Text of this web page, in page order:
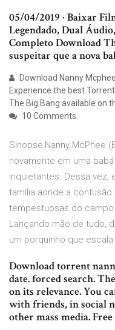
05/04/2019 · Baixar
Legendado, Dual
Completo Download
suspeitar que a nova
Download Nanny
Experience the best
The Big Bang available on
10 Comments
Sinopse:Nanny McPhee
novamente em uma
inquietantes. Dessa vez,
família aonde a
tempestuosas do
Lançando mão de tudo,
um porquinho que
Download torrent
date. forced search.
on its relevance. You
with friends, in social
other mass media.